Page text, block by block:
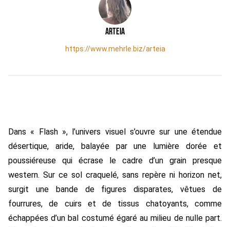
Arteia
https://www.mehrle.biz/arteia
Dans « Flash », l’univers visuel s’ouvre sur une étendue
désertique, aride, balayée par une lumière dorée et
poussiéreuse qui écrase le cadre d’un grain presque
western. Sur ce sol craquelé, sans repère ni horizon net,
surgit une bande de figures disparates, vêtues de
fourrures, de cuirs et de tissus chatoyants, comme
échappées d’un bal costumé égaré au milieu de nulle part.